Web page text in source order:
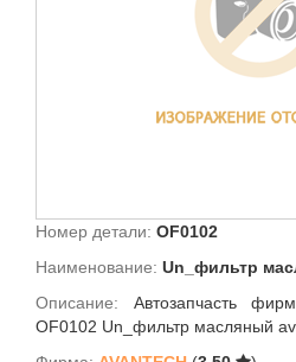
Номер детали: OF0102
Наименование: Un_фильтр
Описание: Автозапчасть
OF0102 Un_фильтр масляный